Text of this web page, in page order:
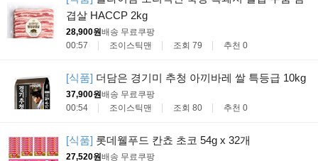
겹살 HACCP 2kg
28,900원배송 무료쿠팡
00:57
조이스틱맨 조회 79 추천 0
[식품] 더담은 경기미 추청 아끼바레 쌀 특등급 10kg
37,900원배송 무료쿠팡
00:54
조이스틱맨 조회 80 추천 0
[식품] 롯데웰푸드 칸쵸 초코 54g x 32개
27,520원배송 무료쿠팡